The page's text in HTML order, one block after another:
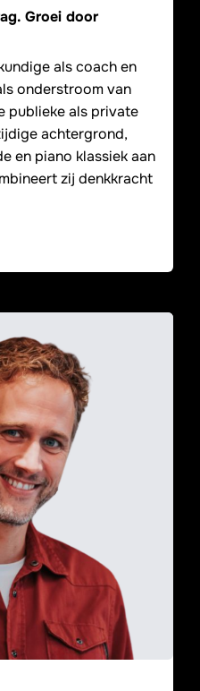
Groei door
als coach en
onderstroom van
publieke als private
achtergrond,
en piano klassiek aan
zij denkkracht